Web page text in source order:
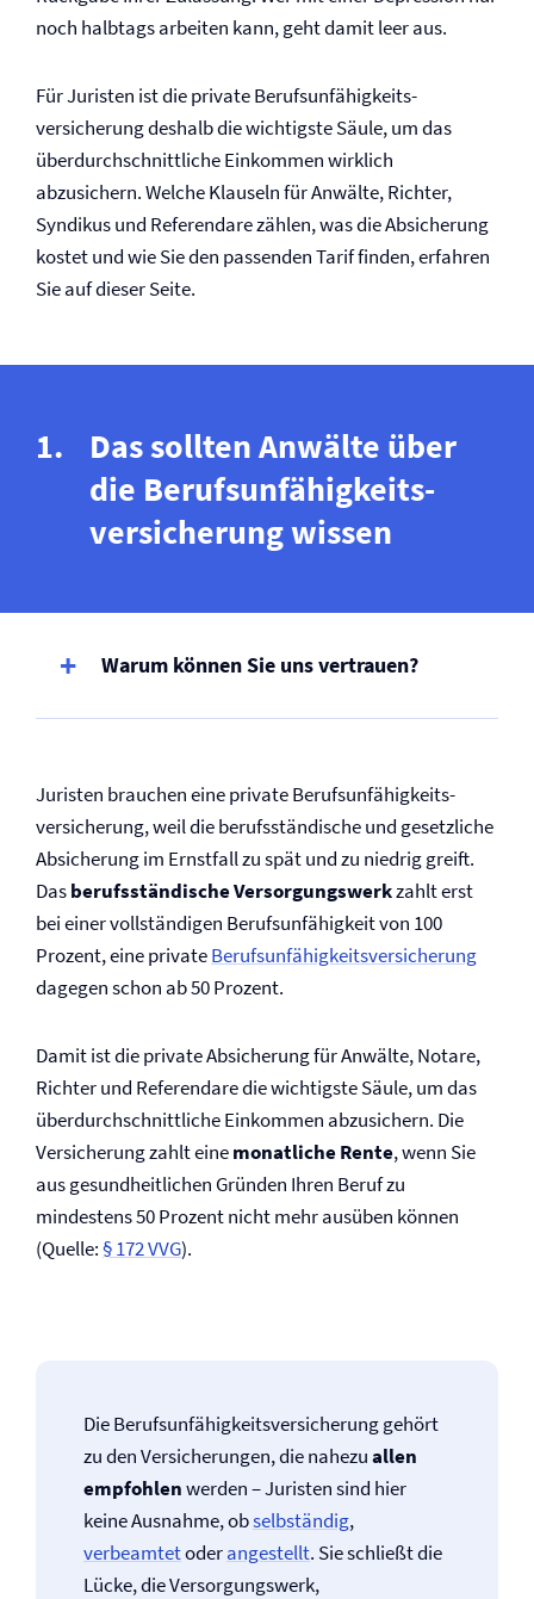
noch halbtags arbeiten kann, geht damit leer aus.
Für Juristen ist die private Berufs­unfähigkeits­
versicherung deshalb die wichtigste Säule, um das
überdurchschnittliche Einkommen wirklich
abzusichern. Welche Klauseln für Anwälte, Richter,
Syndikus und Referendare zählen, was die Absicherung
kostet und wie Sie den passenden Tarif finden, erfahren
Sie auf dieser Seite.
Das sollten Anwälte über
die Berufs­unfähigkeits­
versicherung wissen
Warum können Sie uns vertrauen?
Juristen brauchen eine private Berufs­unfähigkeits­
versicherung, weil die berufsständische und gesetzliche
Absicherung im Ernstfall zu spät und zu niedrig greift.
Dasberufsständische Versorgungswerkzahlt erst
bei einer vollständigen Berufs­unfähigkeit von 100
Prozent, eine privateBerufs­unfähigkeits­versicherung
dagegen schon ab 50 Prozent.
Damit ist die private Absicherung für Anwälte, Notare,
Richter und Referendare die wichtigste Säule, um das
überdurchschnittliche Einkommen abzusichern. Die
Versicherung zahlt einemonatliche Rente, wenn Sie
aus gesundheitlichen Gründen Ihren Beruf zu
mindestens 50 Prozent nicht mehr ausüben können
(Quelle:§ 172 VVG).
Die Berufs­unfähigkeits­versicherung gehört
zu den Versicherungen, die nahezuallen
empfohlenwerden – Juristen sind hier
keine Ausnahme, obselbständig,
verbeamtetoderangestellt. Sie schließt die
Lücke, die Versorgungswerk,